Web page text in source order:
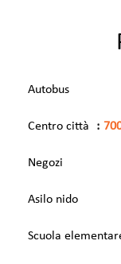
Autobus
Centro città
Negozi
Asilo nido
Scuola